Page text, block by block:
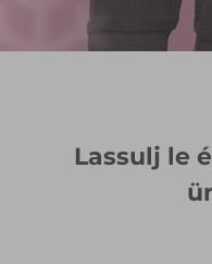
Lassulj le